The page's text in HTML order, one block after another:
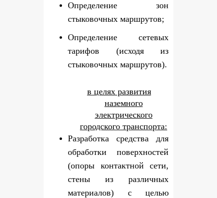
Определение зон
стыковочных маршрутов;
Определение сетевых
тарифов (исходя из
стыковочных маршрутов).
в целях развития
наземного
электрического
городского транспорта:
Разработка средства для
обработки поверхностей
(опоры контактной сети,
стены из различных
материалов) с целью